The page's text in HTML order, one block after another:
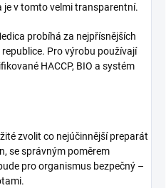
v tomto velmi transparentní.
probíhá za nejpřísnějších
Pro výrobu používají
HACCP, BIO a systém
zvolit co nejúčinnější preparát
se správným poměrem
pro organismus bezpečný –